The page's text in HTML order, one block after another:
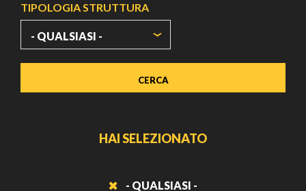
TIPOLOGIA STRUTTURA
HAI SELEZIONATO
- QUALSIASI -